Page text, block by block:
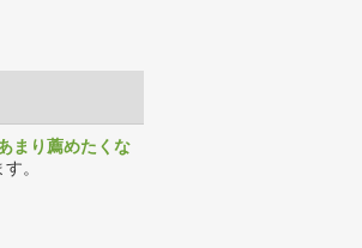
まり薦めたくな
。